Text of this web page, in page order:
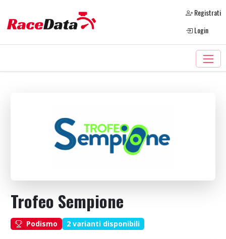
Registrati
Login
Trofeo Sempione
Podismo 2 varianti disponibili